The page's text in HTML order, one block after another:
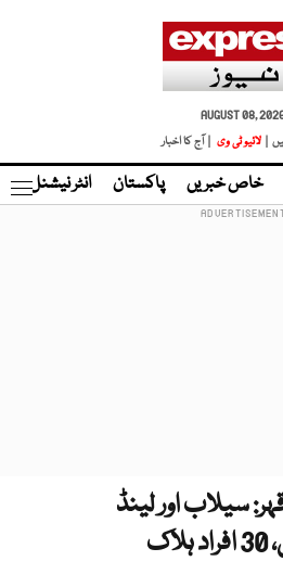
AUGUST 08,
|
لائیو ٹی وی | آج کا اخبار
خاص خبریں پاکستان انٹر نیشنل
سیلاب اور لینڈ